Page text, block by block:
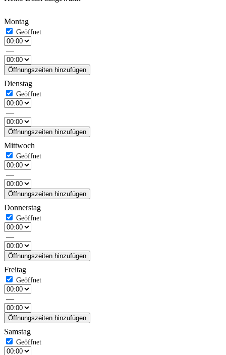
Montag
—
Öffnungszeiten hinzufügen
Dienstag
—
Öffnungszeiten hinzufügen
Mittwoch
—
Öffnungszeiten hinzufügen
Donnerstag
—
Öffnungszeiten hinzufügen
Freitag
—
Öffnungszeiten hinzufügen
Samstag